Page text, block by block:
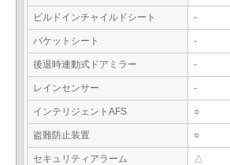
ビルドインチャイルドシート -
バケットシート -
後退時連動式ドアミラー -
レインセンサー -
インテリジェントAFS ○
盗難防止装置 ○
セキュリティアラーム △